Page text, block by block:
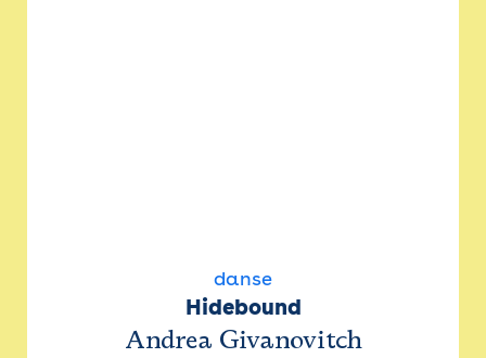
danse
Hidebound
Andrea Givanovitch